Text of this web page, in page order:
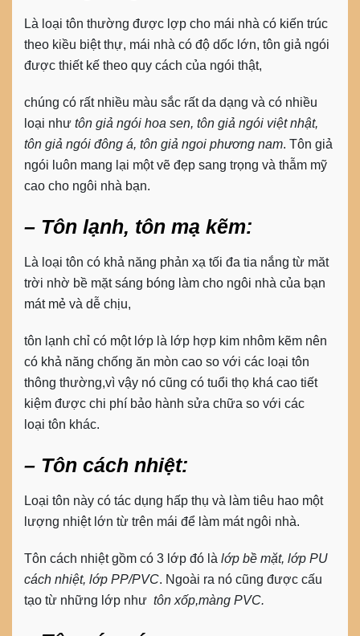
Là loại tôn thường được lợp cho mái nhà có kiến trúc
theo kiều biệt thự, mái nhà có độ dốc lớn, tôn giả ngói
được thiết kế theo quy cách của ngói thật,
chúng có rất nhiều màu sắc rất da dạng và có nhiều
loại như tôn giả ngói hoa sen, tôn giả ngói việt nhật,
tôn giả ngói đông á, tôn giả ngoi phương nam. Tôn giả
ngói luôn mang lại một vẽ đẹp sang trọng và thẫm mỹ
cao cho ngôi nhà bạn.
– Tôn lạnh, tôn mạ kẽm:
Là loại tôn có khả năng phản xạ tối đa tia nắng từ măt
trời nhờ bề mặt sáng bóng làm cho ngôi nhà của bạn
mát mẻ và dễ chịu,
tôn lạnh chỉ có một lớp là lớp hợp kim nhôm kẽm nên
có khả năng chống ăn mòn cao so với các loại tôn
thông thường,vì vậy nó cũng có tuổi thọ khá cao tiết
kiệm được chi phí bảo hành sửa chữa so với các
loại tôn khác.
– Tôn cách nhiệt:
Loại tôn này có tác dụng hấp thụ và làm tiêu hao một
lượng nhiệt lớn từ trên mái để làm mát ngôi nhà.
Tôn cách nhiệt gồm có 3 lớp đó là lớp bề mặt, lớp PU
cách nhiệt, lớp PP/PVC. Ngoài ra nó cũng được cấu
tạo từ những lớp như tôn xốp,màng PVC.